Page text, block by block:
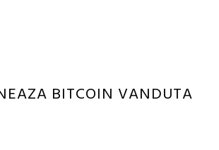
BITCOIN VANDUTA